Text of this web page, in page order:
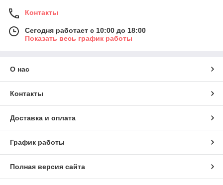
Контакты
Сегодня работает с 10:00 до 18:00
Показать весь график работы
О нас
Контакты
Доставка и оплата
График работы
Полная версия сайта